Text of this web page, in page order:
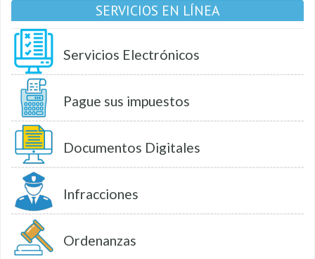
SERVICIOS EN LÍNEA
Servicios Electrónicos
Pague sus impuestos
Documentos Digitales
Infracciones
Ordenanzas